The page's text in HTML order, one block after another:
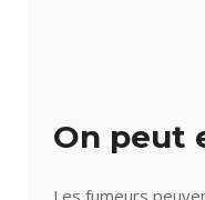
On peut